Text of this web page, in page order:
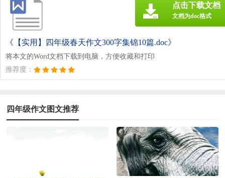
《【实用】四年级春天作文300字集锦10篇.doc》
将本文的Word文档下载到电脑，方便收藏和打印
推荐度：
点击下载文档
文档为doc格式
四年级作文图文推荐